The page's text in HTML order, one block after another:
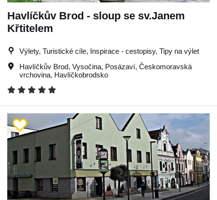
Havlíčkův Brod - sloup se sv.Janem
Křtitelem
Výlety, Turistické cíle, Inspirace - cestopisy, Tipy na výlet
Havlíčkův Brod, Vysočina, Posázaví, Českomoravská
vrchovina, Havlíčkobrodsko